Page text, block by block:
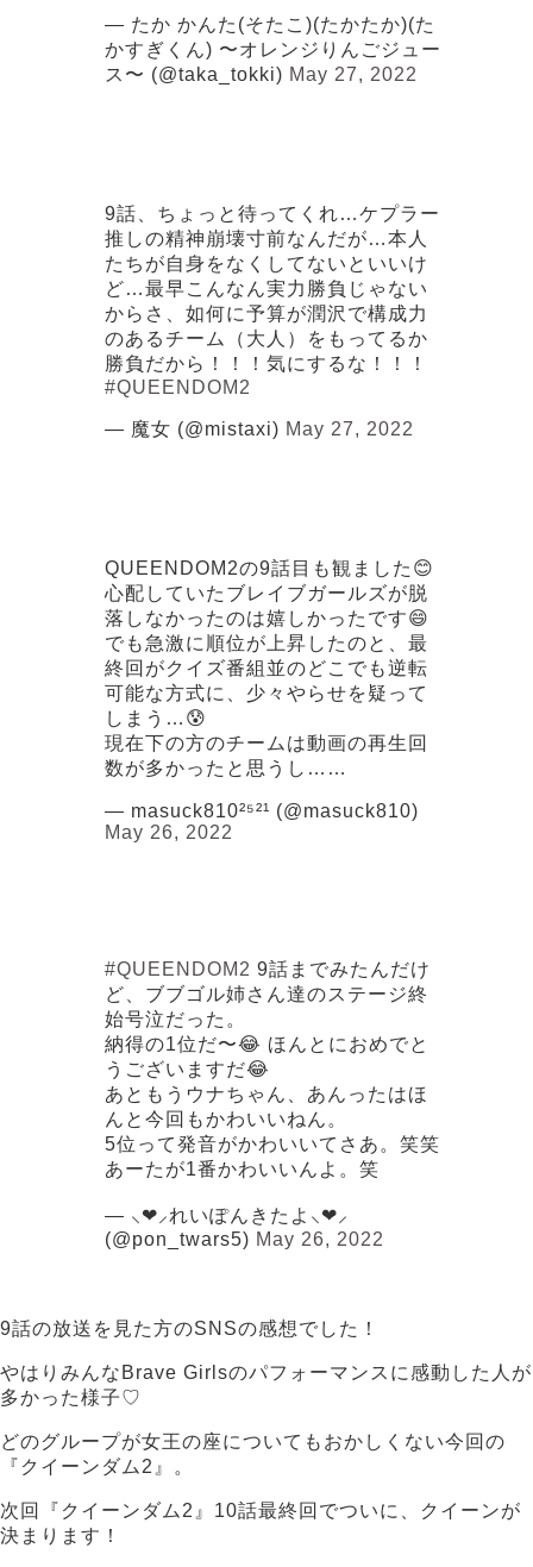
— たか かんた(そたこ)(たかたか)(た
かすぎくん) 〜オレンジりんごジュー
ス〜 (@taka_tokki) May 27, 2022
9話、ちょっと待ってくれ…ケプラー
推しの精神崩壊寸前なんだが…本人
たちが自身をなくしてないといいけ
ど…最早こんなん実力勝負じゃない
からさ、如何に予算が潤沢で構成力
のあるチーム（大人）をもってるか
勝負だから！！！気にするな！！！
#QUEENDOM2
— 魔女 (@mistaxi) May 27, 2022
QUEENDOM2の9話目も観ました😊
心配していたブレイブガールズが脱
落しなかったのは嬉しかったです😄
でも急激に順位が上昇したのと、最
終回がクイズ番組並のどこでも逆転
可能な方式に、少々やらせを疑って
しまう…😰
現在下の方のチームは動画の再生回
数が多かったと思うし……
— masuck810²⁵²¹ (@masuck810)
May 26, 2022
#QUEENDOM2 9話までみたんだけ
ど、ブブゴル姉さん達のステージ終
始号泣だった。
納得の1位だ〜😂 ほんとにおめでと
うございますだ😂
あともうウナちゃん、あんったはほ
んと今回もかわいいねん。
5位って発音がかわいいてさあ。笑笑
あーたが1番かわいいんよ。笑
— ⸜❤︎⸝‍れいぽんきたよ⸜❤︎⸝‍
(@pon_twars5) May 26, 2022
9話の放送を見た方のSNSの感想でした！
やはりみんなBrave Girlsのパフォーマンスに感動した人が
多かった様子♡
どのグループが女王の座についてもおかしくない今回の
『クイーンダム2』。
次回『クイーンダム2』10話最終回でついに、クイーンが
決まります！